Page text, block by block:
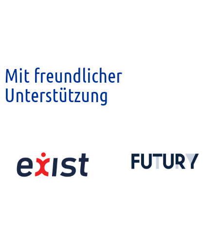
Mit freundlicher
Unterstützung